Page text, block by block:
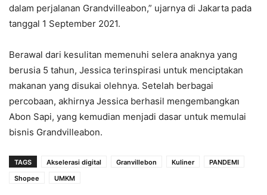
dalam perjalanan Grandvilleabon,” ujarnya di Jakarta pada
tanggal 1 September 2021.
Berawal dari kesulitan memenuhi selera anaknya yang
berusia 5 tahun, Jessica terinspirasi untuk menciptakan
makanan yang disukai olehnya. Setelah berbagai
percobaan, akhirnya Jessica berhasil mengembangkan
Abon Sapi, yang kemudian menjadi dasar untuk memulai
bisnis Grandvilleabon.
TAGS Akselerasi digital Granvillebon Kuliner
PANDEMI
Shopee
UMKM